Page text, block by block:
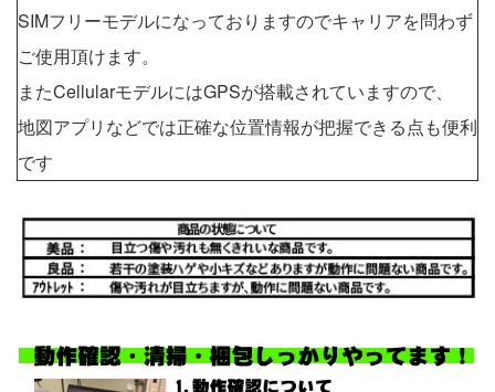
SIMフリーモデルになっておりますのでキャリアを問わず
ご使用頂けます。
またCellularモデルにはGPSが搭載されていますので、
地図アプリなどでは正確な位置情報が把握できる点も便利
です